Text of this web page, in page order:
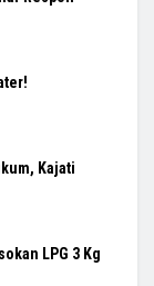
Kajati
LPG 3 Kg